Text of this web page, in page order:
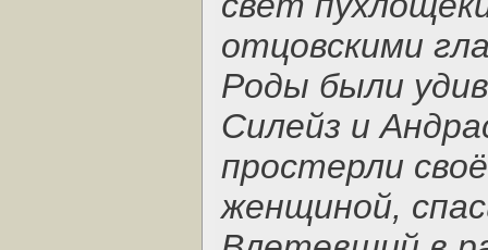
отцовскими
Роды были
Силейз и
простерли
женщиной,